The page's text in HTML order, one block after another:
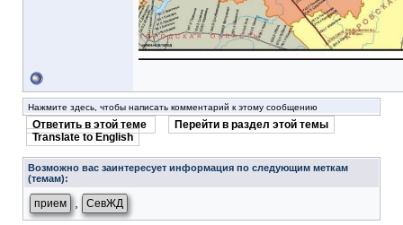
Нажмите здесь, чтобы написать комментарий к этому сообщению
Ответить в этой теме
Перейти в раздел этой темы
Translate to English
Возможно вас заинтересует информация по следующим меткам
(темам):
прием СевЖД